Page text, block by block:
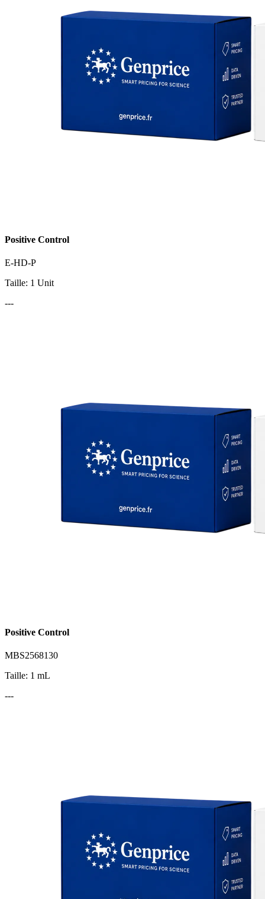
Positive Control
E-HD-P
Taille: 1 Unit
---
Positive Control
MBS2568130
Taille: 1 mL
---